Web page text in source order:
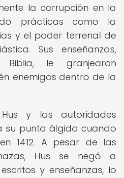
la corrupción en la
prácticas como la
y el poder terrenal de
Sus enseñanzas,
le granjearon
enemigos dentro de la
y las autoridades
su punto álgido cuando
1412. A pesar de las
Hus se negó a
y enseñanzas, lo